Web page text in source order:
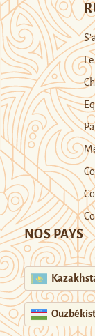
NOS PAYS